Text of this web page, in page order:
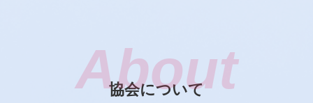
協会について